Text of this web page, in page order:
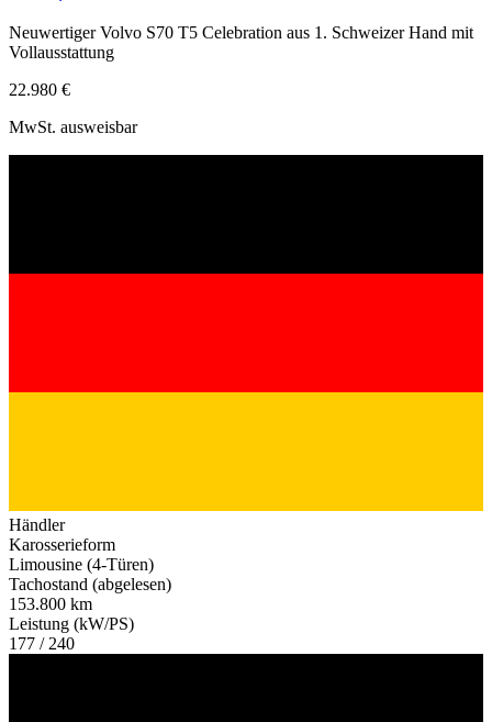
Neuwertiger Volvo S70 T5 Celebration aus 1. Schweizer Hand mit
Vollausstattung
22.980 €
MwSt. ausweisbar
Händler
Karosserieform
Limousine (4-Türen)
Tachostand (abgelesen)
153.800 km
Leistung (kW/PS)
177 / 240